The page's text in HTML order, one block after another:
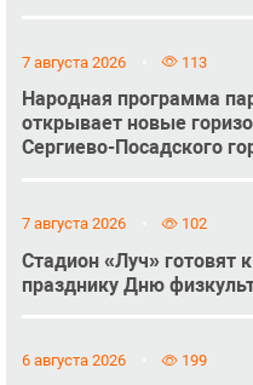
7 августа 2026 113
Народная программа
открывает новые
Сергиево-Посадского
7 августа 2026 102
Стадион «Луч» готовят
празднику Дню
6 августа 2026 199